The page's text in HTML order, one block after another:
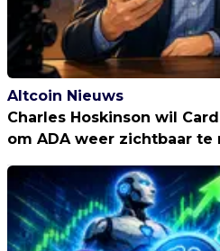
Altcoin Nieuws
Charles Hoskinson wil
om ADA weer zichtbaar te